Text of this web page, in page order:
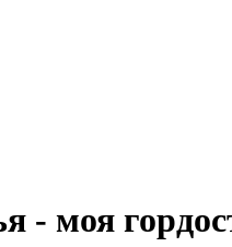
- моя